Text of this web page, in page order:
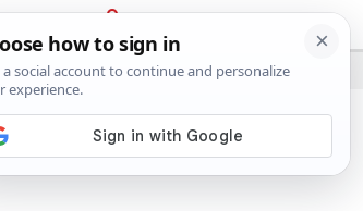
PRIJAVA